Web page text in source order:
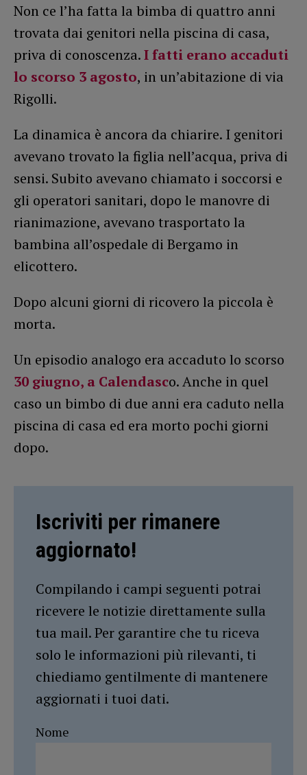
Non ce l’ha fatta la bimba di quattro anni
trovata dai genitori nella piscina di casa,
priva di conoscenza.I fatti erano accaduti
lo scorso 3 agosto, in un’abitazione di via
Rigolli.
La dinamica è ancora da chiarire. I genitori
avevano trovato la figlia nell’acqua, priva di
sensi. Subito avevano chiamato i soccorsi e
gli operatori sanitari, dopo le manovre di
rianimazione, avevano trasportato la
bambina all’ospedale di Bergamo in
elicottero.
Dopo alcuni giorni di ricovero la piccola è
morta.
Un episodio analogo era accaduto lo scorso
30 giugno, a Calendasco. Anche in quel
caso un bimbo di due anni era caduto nella
piscina di casa ed era morto pochi giorni
dopo.
Iscriviti per rimanere
aggiornato!
Compilando i campi seguenti potrai
ricevere le notizie direttamente sulla
tua mail. Per garantire che tu riceva
solo le informazioni più rilevanti, ti
chiediamo gentilmente di mantenere
aggiornati i tuoi dati.
Nome